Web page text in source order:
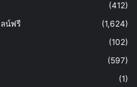
(412)
น์ฟรี
(1,624)
(102)
(597)
(1)